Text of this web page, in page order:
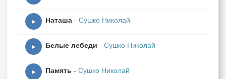
▶ Наташа - Сушко Николай
▶ Белые лебеди - Сушко Николай
▶ Память - Сушко Николай